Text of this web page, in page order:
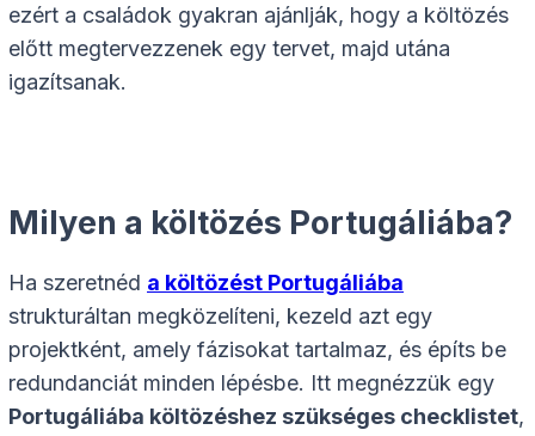
ezért a családok gyakran ajánlják, hogy a költözés
előtt megtervezzenek egy tervet, majd utána
igazítsanak.
Milyen a költözés Portugáliába?
Ha szeretnéd a költözést Portugáliába
strukturáltan megközelíteni, kezeld azt egy
projektként, amely fázisokat tartalmaz, és építs be
redundanciát minden lépésbe. Itt megnézzük egy
Portugáliába költözéshez szükséges checklistet,